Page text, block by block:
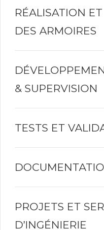
RÉALISATION
DES ARMOIRES
& SUPERVISION
TESTS ET
PROJETS ET
D’INGÉNIERIE